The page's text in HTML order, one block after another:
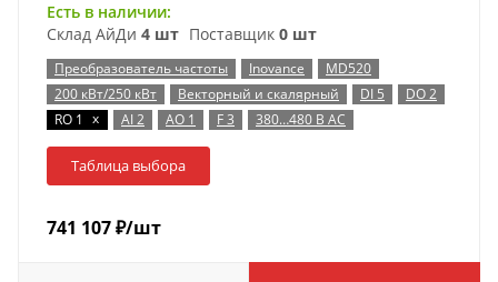
Есть в наличии:
Склад АйДи 4 шт Поставщик 0 шт
Преобразователь частоты Inovance
MD520
200 кВт/250 кВт
Векторный и скалярный DI 5
DO 2
RO 1 x AI 2 AO 1 F 3 380…480 В AC
Таблица выбора
741 107₽/шт